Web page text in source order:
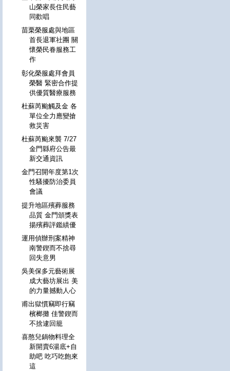
山榮家長住民藝
同歡唱
苗栗榮服處與地區
首長退軍社團 關
懷榮民眷服務工
作
彰化榮服處拜會員
榮醫 緊密合作提
供優質醫療服務
杜蘇芮颱觸及金 各
單位全力應變搶
救災害
杜蘇芮颱來襲 7/27
金門縣府公告最
新交通資訊
金門召開年度第1次
性騷擾防治委員
會議
提升地區殯葬服務
品質 金門頒獎表
揚殯葬評鑑績優
運用偵辦刑案精神
南警鍥而不捨尋
回失意男
吳美保多元藝術展
成大藝坊展出 美
的力量撼動人心
甫出獄慣竊即行竊
檳榔攤 佳警鍥而
不捨逮回籠
喜憨兒鍋物料理全
新開賣6湯底+自
助吧 吃巧吃飽來
這